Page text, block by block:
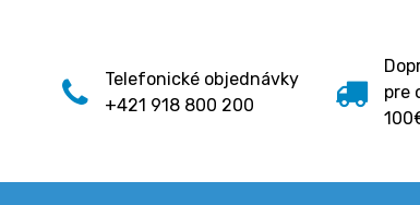
Telefonické objednávky
+421 918 800 200
pre